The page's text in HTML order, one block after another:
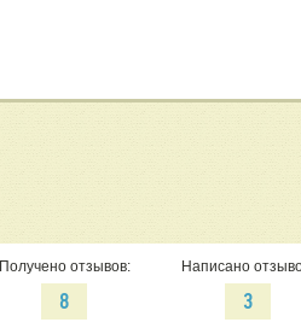
Получено отзывов:
8
Написано
3